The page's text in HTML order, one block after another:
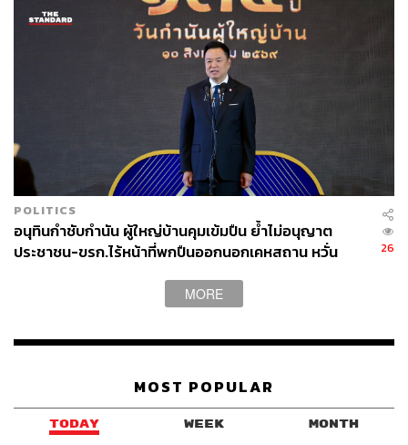
POLITICS
อนุทินกำชับกำนัน ผู้ใหญ่บ้านคุมเข้มปืน ย้ำไม่อนุญาต
ประชาชน-ขรก.ไร้หน้าที่พกปืนออกนอกเคหสถาน หวั่น
26
MORE
MOST POPULAR
TODAY WEEK MONTH